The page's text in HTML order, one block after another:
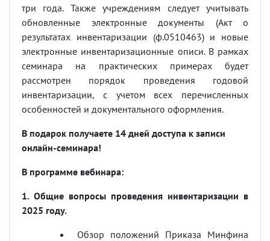
три года. Также учреждениям следует учитывать
обновленные электронные документы (Акт о
результатах инвентаризации (ф.0510463) и новые
электронные инвентаризационные описи. В рамках
семинара на практических примерах будет
рассмотрен порядок проведения годовой
инвентаризации, с учетом всех перечисленных
особенностей и документального оформления.
В подарок получаете 14 дней доступа к записи
онлайн-семинара!
В программе вебинара:
1. Общие вопросы проведения инвентаризации в
2025 году.
Обзор положений Приказа Минфина